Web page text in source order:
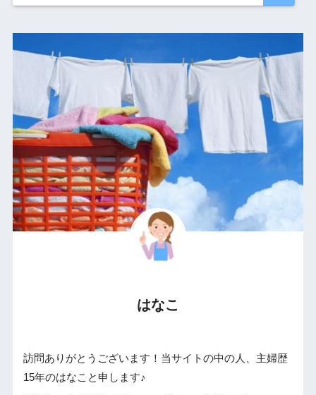
はなこ
訪問ありがとうございます！当サイトの中の人、主婦歴
15年のはなこと申します♪